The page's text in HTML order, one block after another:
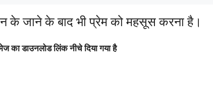
के जाने के बाद भी प्रेम को महसूस करना है।
का डाउनलोड लिंक नीचे दिया गया है